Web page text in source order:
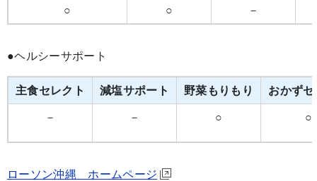
○ ○ －
●ヘルシーサポート
主食セレクト 減塩サポート 野菜もりもり おかず
－ － ○ ○
ローソン沖縄 ホームページ